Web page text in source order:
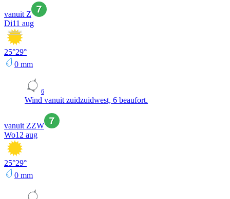
vanuit Z
Di11 aug
25°29°
0 mm
6
Wind vanuit zuidzuidwest, 6 beaufort.
vanuit ZZW
Wo12 aug
25°29°
0 mm